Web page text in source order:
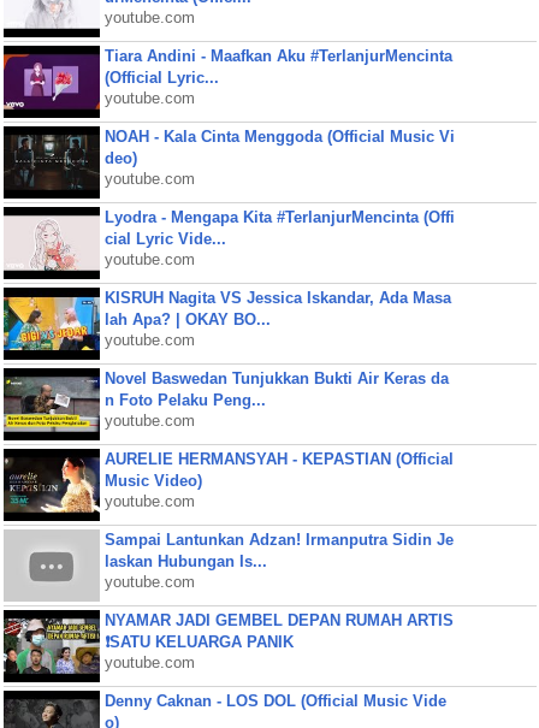
youtube.com
Tiara Andini - Maafkan Aku #TerlanjurMencinta
(Official Lyric...
youtube.com
NOAH - Kala Cinta Menggoda (Official Music Vi
deo)
youtube.com
Lyodra - Mengapa Kita #TerlanjurMencinta (Offi
cial Lyric Vide...
youtube.com
KISRUH Nagita VS Jessica Iskandar, Ada Masa
lah Apa? | OKAY BO...
youtube.com
Novel Baswedan Tunjukkan Bukti Air Keras da
n Foto Pelaku Peng...
youtube.com
AURELIE HERMANSYAH - KEPASTIAN (Official
Music Video)
youtube.com
Sampai Lantunkan Adzan! Irmanputra Sidin Je
laskan Hubungan Is...
youtube.com
NYAMAR JADI GEMBEL DEPAN RUMAH ARTIS
❗SATU KELUARGA PANIK
youtube.com
Denny Caknan - LOS DOL (Official Music Vide
o)